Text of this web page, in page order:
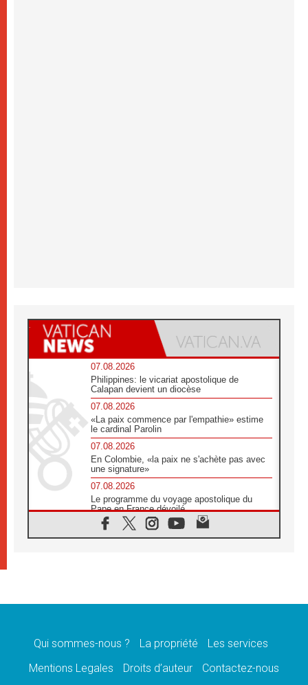
07.08.2026
Philippines: le vicariat apostolique de
Calapan devient un diocèse
07.08.2026
«La paix commence par l'empathie» estime
le cardinal Parolin
07.08.2026
En Colombie, «la paix ne s'achète pas avec
une signature»
07.08.2026
Le programme du voyage apostolique du
Pape en France dévoilé
07.08.2026
1ère Conférence continentale sur l'éducation
07.08.2026
07.08.2026
lancement des «dix jours de prière pour la
Qui sommes-nous ? La propriété
Les services
Mentions Legales
Droits d’auteur Contactez-nous